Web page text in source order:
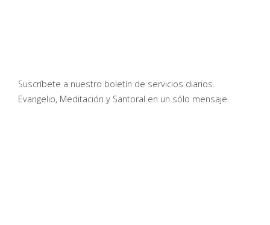
Suscríbete a nuestro boletín de servicios diarios.
Evangelio, Meditación y Santoral en un sólo mensaje.